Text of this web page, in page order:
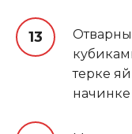
терке